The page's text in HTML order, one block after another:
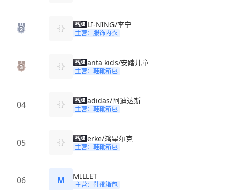
LI-NING/李宁
主营：服饰内衣
anta kids/安踏儿童
主营：鞋靴箱包
04 adidas/阿迪达斯
主营：鞋靴箱包
05 erke/鸿星尔克
主营：鞋靴箱包
06 M MILLET
主营：鞋靴箱包